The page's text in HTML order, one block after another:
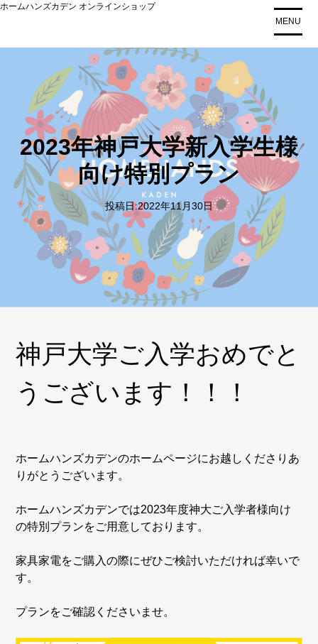
コ
ホームハンズカデン オンラインショップ
MENU
2023年神戸大学新入学生様
向け特別プラン
投稿日:2022年11月30日
神戸大学ご入学おめでと
うございます！！！
ホームハンズカデンのホームページにお越しくださりあ
りがとうございます。
ホームハンズカデンでは2023年度神大ご入学者様向け
の特別プランをご用意しております。
家具家電をご購入の際にぜひご検討いただければ幸いで
す。
プランをご確認くださいませ。